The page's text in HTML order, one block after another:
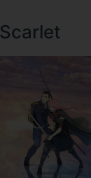
Scarlet